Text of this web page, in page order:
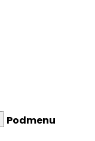
Podmenu